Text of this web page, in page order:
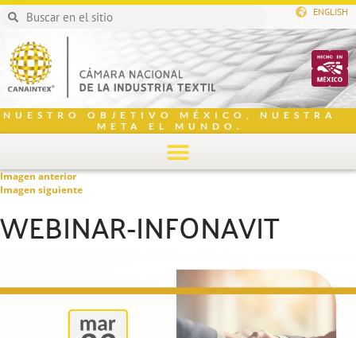
ENGLISH
NUESTRO OBJETIVO MÉXICO, NUESTRA
META EL MUNDO.
Imagen anterior
Imagen siguiente
WEBINAR-INFONAVIT